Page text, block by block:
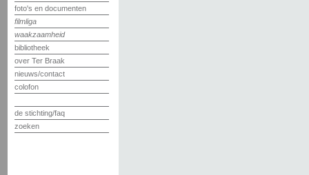
foto's en documenten
filmliga
waakzaamheid
bibliotheek
over Ter Braak
nieuws/contact
colofon
de stichting/faq
zoeken